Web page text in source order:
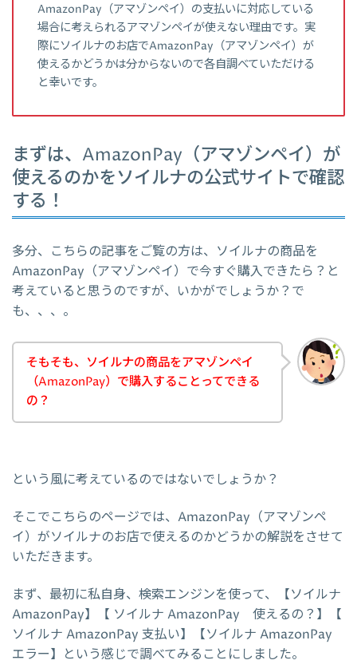
AmazonPay（アマゾンペイ）の支払いに対応している
場合に考えられるアマゾンペイが使えない理由です。実
際にソイルナのお店でAmazonPay（アマゾンペイ）が
使えるかどうかは分からないので各自調べていただける
と幸いです。
まずは、AmazonPay（アマゾンペイ）が
使えるのかをソイルナの公式サイトで確認
する！
多分、こちらの記事をご覧の方は、ソイルナの商品を
AmazonPay（アマゾンペイ）で今すぐ購入できたら？と
考えていると思うのですが、いかがでしょうか？で
も、、、。
そもそも、ソイルナの商品をアマゾンペイ
（AmazonPay）で購入することってできる
の？
という風に考えているのではないでしょうか？
そこでこちらのページでは、AmazonPay（アマゾンペ
イ）がソイルナのお店で使えるのかどうかの解説をさせて
いただきます。
まず、最初に私自身、検索エンジンを使って、【ソイルナ
AmazonPay】【 ソイルナ AmazonPay 使えるの？】【
ソイルナ AmazonPay 支払い】【ソイルナ AmazonPay
エラー】という感じで調べてみることにしました。